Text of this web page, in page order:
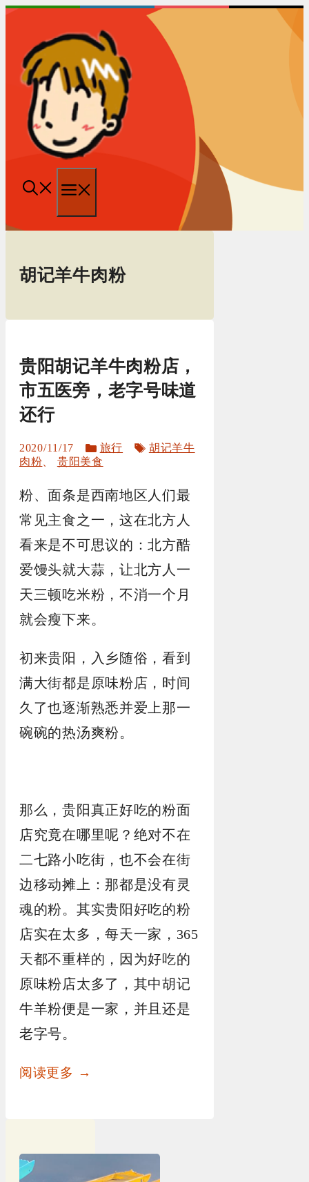
跳
单
胡记羊牛肉粉
贵阳胡记羊牛肉粉店，
市五医旁，老字号味道
还行
2020/11/17
分
类
旅行
标
胡记羊牛
肉粉
贵阳美食
粉、面条是西南地区人们最
常见主食之一，这在北方人
看来是不可思议的：北方酷
爱馒头就大蒜，让北方人一
天三顿吃米粉，不消一个月
就会瘦下来。
初来贵阳，入乡随俗，看到
满大街都是原味粉店，时间
久了也逐渐熟悉并爱上那一
碗碗的热汤爽粉。
那么，贵阳真正好吃的粉面
店究竟在哪里呢？绝对不在
二七路小吃街，也不会在街
边移动摊上：那都是没有灵
魂的粉。其实贵阳好吃的粉
店实在太多，每天一家，365
天都不重样的，因为好吃的
原味粉店太多了，其中胡记
牛羊粉便是一家，并且还是
老字号。
阅读更多 →